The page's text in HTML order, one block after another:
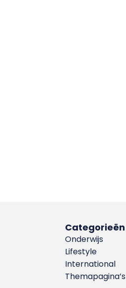
Categorieën
Onderwijs
Lifestyle
International
Themapagina’s